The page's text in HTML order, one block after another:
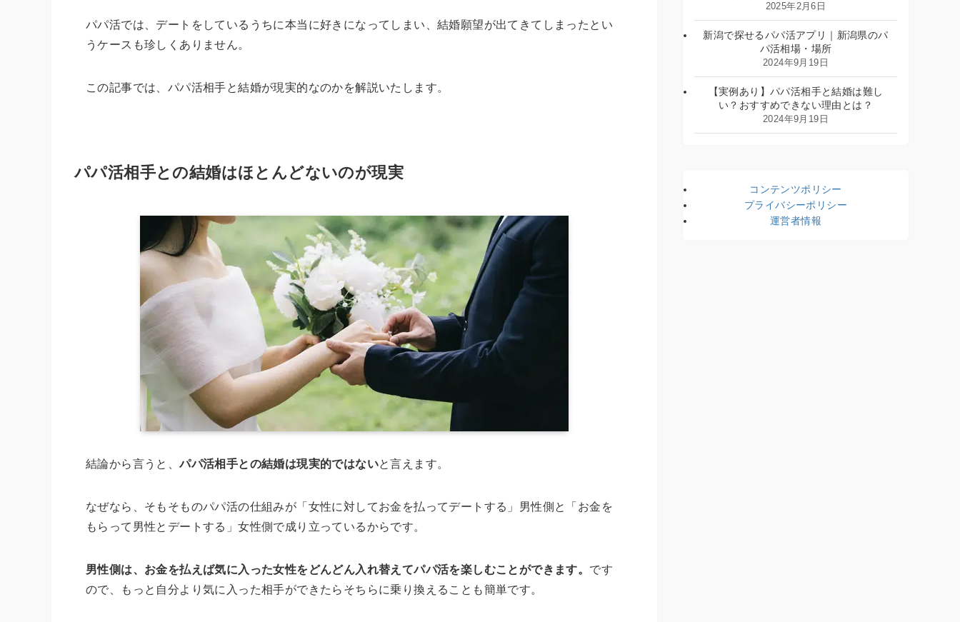
パパ活では、デートをしているうちに本当に好きになってしまい、結婚願望が出てきてしまったとい
うケースも珍しくありません。
この記事では、パパ活相手と結婚が現実的なのかを解説いたします。
パパ活相手との結婚はほとんどないのが現実
結論から言うと、パパ活相手との結婚は現実的ではないと言えます。
なぜなら、そもそものパパ活の仕組みが「女性に対してお金を払ってデートする」男性側と「お金を
もらって男性とデートする」女性側で成り立っているからです。
男性側は、お金を払えば気に入った女性をどんどん入れ替えてパパ活を楽しむことができます。 です
ので、もっと自分より気に入った相手ができたらそちらに乗り換えることも簡単です。
2025年2月6日
新潟で探せるパパ活アプリ｜新潟県のパ
パ活相場・場所
2024年9月19日
【実例あり】パパ活相手と結婚は難し
い？おすすめできない理由とは？
2024年9月19日
コンテンツポリシー
プライバシーポリシー
運営者情報